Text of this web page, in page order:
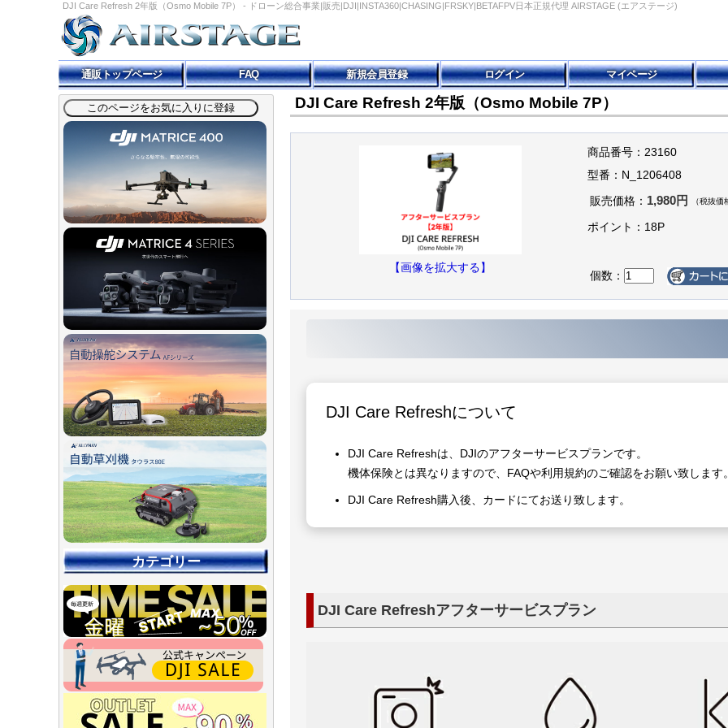
DJI Care Refresh 2年版（Osmo Mobile 7P） - ドローン総合事業|販売|DJI|INSTA360|CHASING|FRSKY|BETAFPV日本正規代理 AIRSTAGE (エアステージ)
通販トップページ FAQ 新規会員登録 ログイン マイページ
カテゴリー
【90％OFF最終処分
【店舗展示品処分】
DJI Care Refresh 2年版（Osmo Mobile 7P）
【画像を拡大する】
商品番号：23160
型番：N_1206408
販売価格： 1,980円 （税抜
ポイント：18P
個数：
DJI Care Refreshについて
DJI Care Refreshは、DJIのアフターサービスプランです。
機体保険とは異なりますので、FAQや利用規約のご確認をお願い致します
DJI Care Refresh購入後、カードにてお送り致します。
DJI Care Refreshアフターサービスプラン